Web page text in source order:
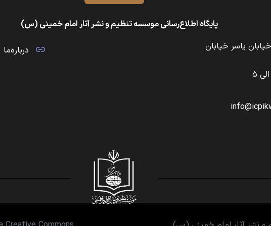
پایگاه اطلاع‌رسانی موسسه تنظیم و نشر آثار امام خمینی (س)
یاسر خیابان
درباره‌ما